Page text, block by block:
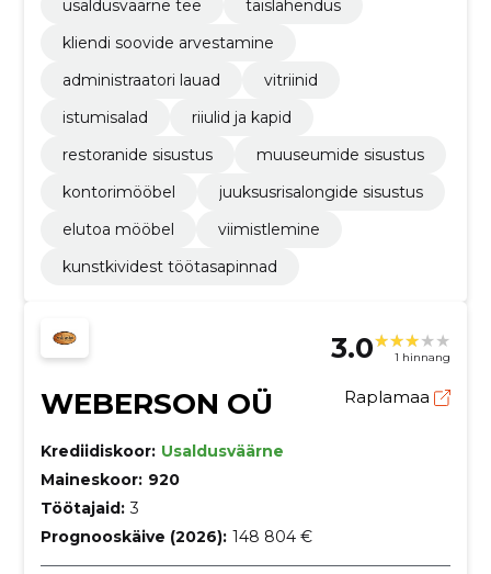
usaldusväärne tee
täislahendus
kliendi soovide arvestamine
administraatori lauad
vitriinid
istumisalad
riiulid ja kapid
restoranide sisustus
muuseumide sisustus
kontorimööbel
juuksusrisalongide sisustus
elutoa mööbel
viimistlemine
kunstkividest töötasapinnad
3.0 1 hinnang
WEBERSON OÜ Raplamaa
Krediidiskoor: Usaldusväärne
Maineskoor: 920
Töötajaid: 3
Prognooskäive (2026): 148 804 €